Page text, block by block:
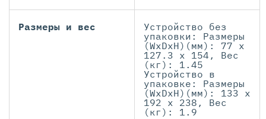
Размеры и вес
Устройство без
упаковки: Размеры
(WxDxH)(мм): 77 x
127.3 x 154, Вес
(кг): 1.45
Устройство в
упаковке: Размеры
(WxDxH)(мм): 133 x
192 x 238, Вес
(кг): 1.9